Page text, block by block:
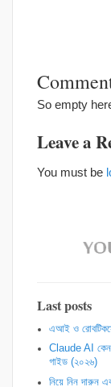
So empty
Leave a
You must be
Last posts
এআই ও
Claude AI কেন
গাইড (২০২৬)
নিয়ে নিন দারুন